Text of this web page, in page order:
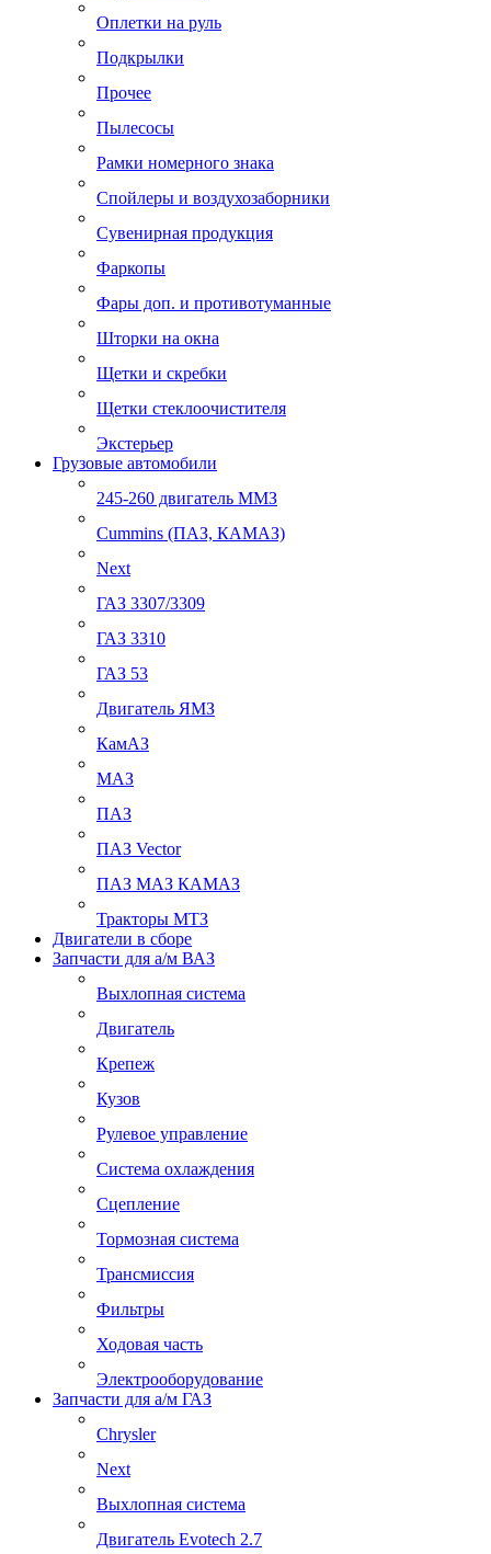
Оплетки на руль
Подкрылки
Прочее
Пылесосы
Рамки номерного знака
Спойлеры и воздухозаборники
Сувенирная продукция
Фаркопы
Фары доп. и противотуманные
Шторки на окна
Щетки и скребки
Щетки стеклоочистителя
Экстерьер
Грузовые автомобили
245-260 двигатель ММЗ
Cummins (ПАЗ, КАМАЗ)
Next
ГАЗ 3307/3309
ГАЗ 3310
ГАЗ 53
Двигатель ЯМЗ
КамАЗ
МАЗ
ПАЗ
ПАЗ Vector
ПАЗ МАЗ КАМАЗ
Тракторы МТЗ
Двигатели в сборе
Запчасти для а/м ВАЗ
Выхлопная система
Двигатель
Крепеж
Кузов
Рулевое управление
Система охлаждения
Сцепление
Тормозная система
Трансмиссия
Фильтры
Ходовая часть
Электрооборудование
Запчасти для а/м ГАЗ
Chrysler
Next
Выхлопная система
Двигатель Evotech 2.7